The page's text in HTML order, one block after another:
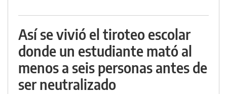
Así se vivió el tiroteo escolar
donde un estudiante mató al
menos a seis personas antes de
ser neutralizado